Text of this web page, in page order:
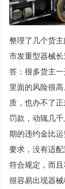
整理了几个货
市发重型器械
答：很多货主
里面的风险很
质，也办不了
罚款，动辄几
期的违约金比
要求，没有适
符合规定，而
很容易出现器